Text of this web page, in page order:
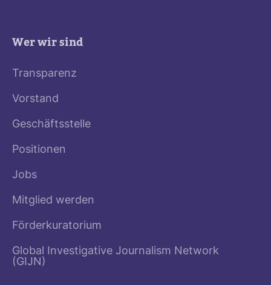
Wer wir sind
Transparenz
Vorstand
Geschäftsstelle
Positionen
Jobs
Mitglied werden
Förderkuratorium
Global Investigative Journalism Network
(GIJN)